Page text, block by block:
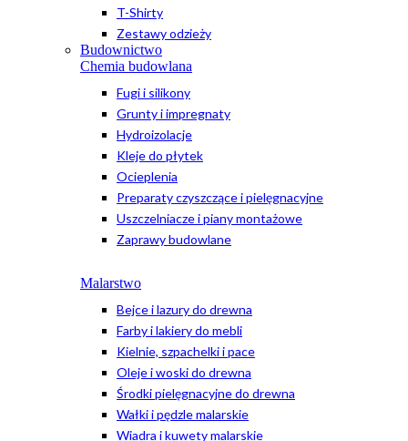
T-Shirty
Zestawy odzieży
Budownictwo
Chemia budowlana
Fugi i silikony
Grunty i impregnaty
Hydroizolacje
Kleje do płytek
Ocieplenia
Preparaty czyszczące i pielęgnacyjne
Uszczelniacze i piany montażowe
Zaprawy budowlane
Malarstwo
Bejce i lazury do drewna
Farby i lakiery do mebli
Kielnie, szpachelki i pace
Oleje i woski do drewna
Środki pielęgnacyjne do drewna
Wałki i pędzle malarskie
Wiadra i kuwety malarskie